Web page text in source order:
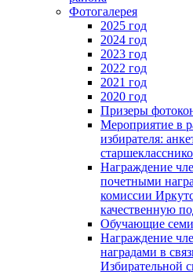
Фотогалерея
2025 год
2024 год
2023 год
2022 год
2021 год
2020 год
Призеры
Мероприятие в
избирателя:
Награждение
почетными
комиссии
качественную
Обучающие
Награждение
наградами в
Избирательной